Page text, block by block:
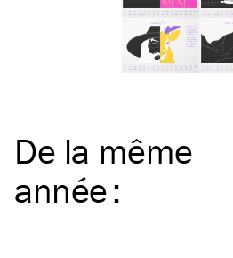
De la même
année: